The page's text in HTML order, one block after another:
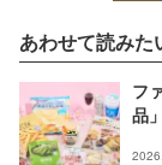
あわせて読みた
フ
品